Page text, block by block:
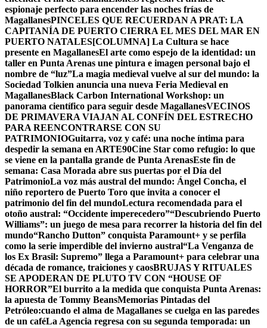
espionaje perfecto para encender las noches frías de
MagallanesPINCELES QUE RECUERDAN A PRAT: LA
CAPITANÍA DE PUERTO CIERRA EL MES DEL MAR EN
PUERTO NATALES[COLUMNA] La Cultura se hace
presente en MagallanesEl arte como espejo de la identidad: un
taller en Punta Arenas une pintura e imagen personal bajo el
nombre de “luz”La magia medieval vuelve al sur del mundo: la
Sociedad Tolkien anuncia una nueva Feria Medieval en
MagallanesBlack Carbon International Workshop: un
panorama científico para seguir desde MagallanesVECINOS
DE PRIMAVERA VIAJAN AL CONFÍN DEL ESTRECHO
PARA REENCONTRARSE CON SU
PATRIMONIOGuitarra, voz y café: una noche íntima para
despedir la semana en ARTE90Cine Star como refugio: lo que
se viene en la pantalla grande de Punta ArenasEste fin de
semana: Casa Morada abre sus puertas por el Día del
PatrimonioLa voz más austral del mundo: Ángel Concha, el
niño reportero de Puerto Toro que invita a conocer el
patrimonio del fin del mundoLectura recomendada para el
otoño austral: “Occidente imperecedero”“Descubriendo Puerto
Williams”: un juego de mesa para recorrer la historia del fin del
mundo“Rancho Dutton” conquista Paramount+ y se perfila
como la serie imperdible del invierno austral“La Venganza de
los Ex Brasil: Supremo” llega a Paramount+ para celebrar una
década de romance, traiciones y caosBRUJAS Y RITUALES
SE APODERAN DE PLUTO TV CON “HOUSE OF
HORROR”El burrito a la medida que conquista Punta Arenas:
la apuesta de Tommy BeansMemorias Pintadas del
Petróleo:cuando el alma de Magallanes se cuelga en las paredes
de un caféLa Agencia regresa con su segunda temporada: un